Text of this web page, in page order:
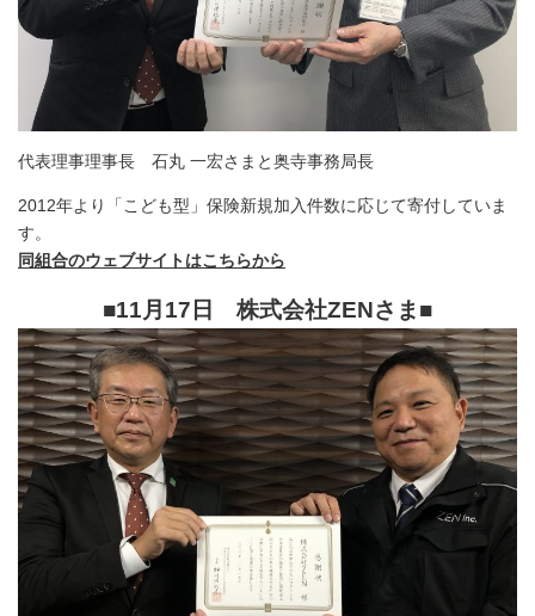
代表理事理事長 石丸 一宏さまと奥寺事務局長
2012年より「こども型」保険新規加入件数に応じて寄付していま
す。
同組合のウェブサイトはこちらから
■11月17日 株式会社ZENさま ■